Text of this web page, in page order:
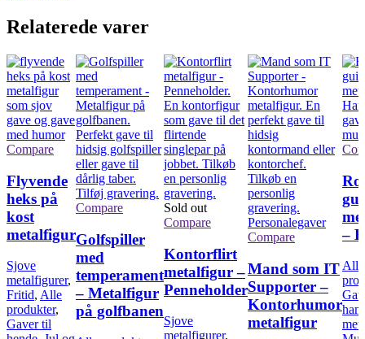
Relaterede varer
Compare
Flyvende
heks på
kost
metalfigur
Sjove
metalfigurer,
Fritid, Alle
produkter,
Gaver til
Compare
Golfspiller
med
temperament
– Metalfigur
på golfbanen
Sold out
Compare
Kontorflirt
metalfigur –
Penneholder
Sjove
metalfigurer,
Compare
Mand som IT
Supporter –
Kontorhumor
metalfigur
–
Alle
ham